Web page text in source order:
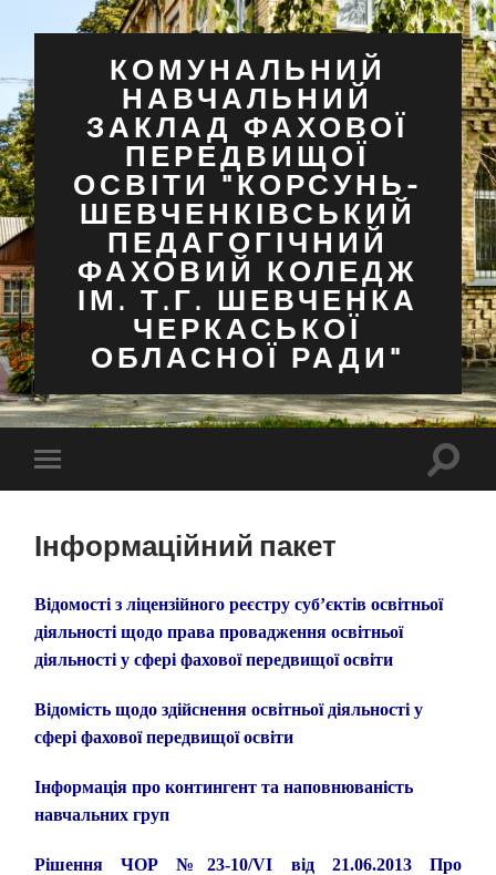
КОМУНАЛЬНИЙ
НАВЧАЛЬНИЙ
ЗАКЛАД ФАХОВОЇ
ПЕРЕДВИЩОЇ
ОСВІТИ "КОРСУНЬ-
ШЕВЧЕНКІВСЬКИЙ
ПЕДАГОГІЧНИЙ
ФАХОВИЙ КОЛЕДЖ
ІМ. Т.Г. ШЕВЧЕНКА
ЧЕРКАСЬКОЇ
ОБЛАСНОЇ РАДИ"
Перемкнути
мобільне
Інформаційний пакет
Відомості з ліцензійного реєстру суб’єктів освітньої
діяльності щодо права провадження освітньої
діяльності у сфері фахової передвищої освіти
Відомість щодо здійснення освітньої діяльності у
сфері фахової передвищої освіти
Інформаціяпро контингент та наповнюваність
навчальних груп
Рішення ЧОР №23-10/VI від 21.06.2013 Про